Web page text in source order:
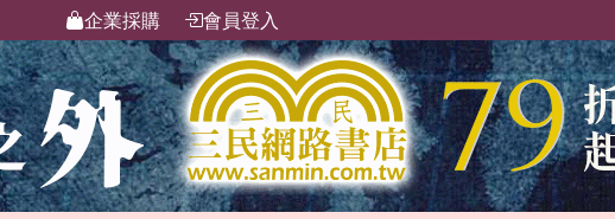
企業採購 會員登入